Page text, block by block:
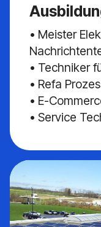
• Meister
• Techniker
• Refa
• E-
• Service